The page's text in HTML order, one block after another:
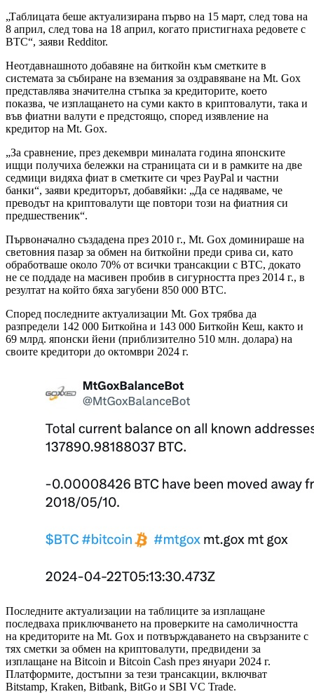
„Таблицата беше актуализирана първо на 15 март, след това на
8 април, след това на 18 април, когато пристигнаха редовете с
BTC“, заяви Redditor.
Неотдавнашното добавяне на биткойн към сметките в
системата за събиране на вземания за оздравяване на Mt. Gox
представлява значителна стъпка за кредиторите, което
показва, че изплащането на суми както в криптовалути, така и
във фиатни валути е предстоящо, според изявление на
кредитор на Mt. Gox.
„За сравнение, през декември миналата година японските
ищци получиха бележки на страницата си и в рамките на две
седмици видяха фиат в сметките си чрез PayPal и частни
банки“, заяви кредиторът, добавяйки: „Да се надяваме, че
преводът на криптовалути ще повтори този на фиатния си
предшественик“.
Първоначално създадена през 2010 г., Mt. Gox доминираше на
световния пазар за обмен на биткойни преди срива си, като
обработваше около 70% от всички трансакции с BTC, докато
не се поддаде на масивен пробив в сигурността през 2014 г., в
резултат на който бяха загубени 850 000 BTC.
Според последните актуализации Mt. Gox трябва да
разпредели 142 000 Биткойна и 143 000 Биткойн Кеш, както и
69 млрд. японски йени (приблизително 510 млн. долара) на
своите кредитори до октомври 2024 г.
Последните актуализации на таблиците за изплащане
последваха приключването на проверките на самоличността
на кредиторите на Mt. Gox и потвърждаването на свързаните с
тях сметки за обмен на криптовалути, предвидени за
изплащане на Bitcoin и Bitcoin Cash през януари 2024 г.
Платформите, достъпни за тези трансакции, включват
Bitstamp, Kraken, Bitbank, BitGo и SBI VC Trade.